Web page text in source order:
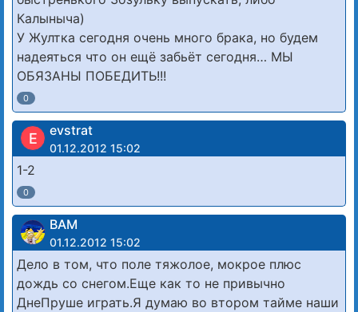
Калыныча)
У Жултка сегодня очень много брака, но будем
надеяться что он ещё забьёт сегодня… МЫ
ОБЯЗАНЫ ПОБЕДИТЬ!!!
0
E evstrat
01.12.2012 15:02
1-2
0
ВАМ
01.12.2012 15:02
Дело в том, что поле тяжолое, мокрое плюс
дождь со снегом.Еще как то не привычно
ДнеПруше играть.Я думаю во втором тайме наши